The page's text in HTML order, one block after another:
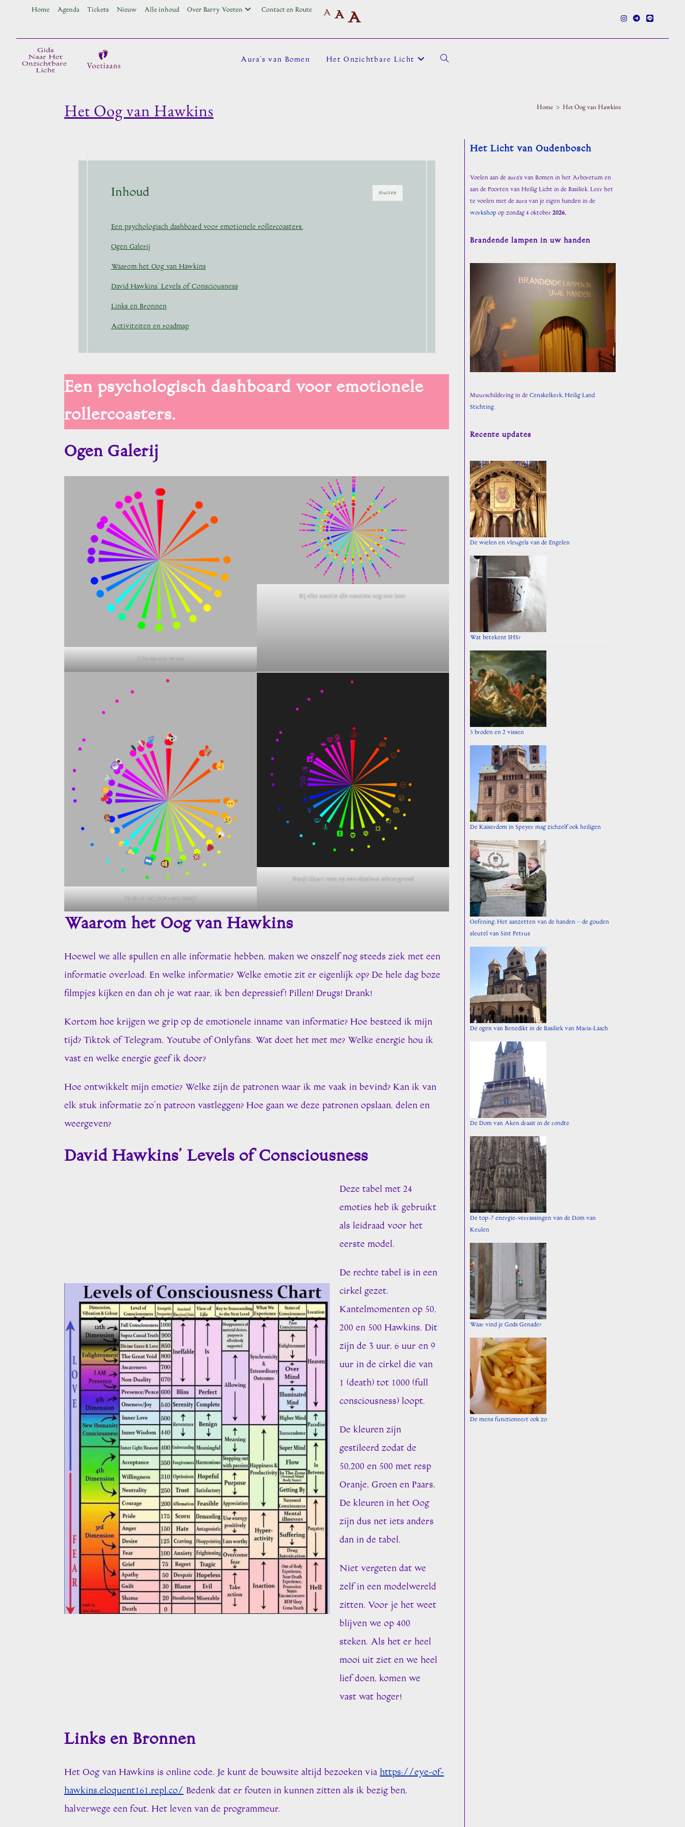
Home Agenda Tickets Nieuw Alle inhoud Over Barry Voeten Contact en Route A A A
Aura’s van Bomen Het Onzichtbare Licht Toggle
Het Oog van Hawkins Home > Het Oog van Hawkins
Sluiten
Inhoud
Een psychologisch dashboard voor emotionele rollercoasters.
Ogen Galerij
Waarom het Oog van Hawkins
David Hawkins’ Levels of Consciousness
Links en Bronnen
Activiteiten en roadmap
Een psychologisch dashboard voor emotionele
rollercoasters.
Ogen Galerij
Allereerste versie
Bij elke emotie alle emoties nog een keer
In de cirkel komt een emoji
Emoji kleurt mee op een donkere achtergrond
Waarom het Oog van Hawkins
Hoewel we alle spullen en alle informatie hebben, maken we onszelf nog steeds ziek met een
informatie overload. En welke informatie? Welke emotie zit er eigenlijk op? De hele dag boze
filmpjes kijken en dan oh je wat raar, ik ben depressief! Pillen! Drugs! Drank!
Kortom hoe krijgen we grip op de emotionele inname van informatie? Hoe besteed ik mijn
tijd? Tiktok of Telegram, Youtube of Onlyfans. Wat doet het met me? Welke energie hou ik
vast en welke energie geef ik door?
Hoe ontwikkelt mijn emotie? Welke zijn de patronen waar ik me vaak in bevind? Kan ik van
elk stuk informatie zo’n patroon vastleggen? Hoe gaan we deze patronen opslaan, delen en
weergeven?
David Hawkins’ Levels of Consciousness
Deze tabel met 24
emoties heb ik gebruikt
als leidraad voor het
eerste model.
De rechte tabel is in een
cirkel gezet.
Kantelmomenten op 50,
200 en 500 Hawkins. Dit
zijn de 3 uur, 6 uur en 9
uur in de cirkel die van
1 (death) tot 1000 (full
consciousness) loopt.
De kleuren zijn
gestileerd zodat de
50,200 en 500 met resp
Oranje, Groen en Paars.
De kleuren in het Oog
zijn dus net iets anders
dan in de tabel.
Niet vergeten dat we
zelf in een modelwereld
zitten. Voor je het weet
blijven we op 400
steken. Als het er heel
mooi uit ziet en we heel
lief doen, komen we
vast wat hoger!
Links en Bronnen
Het Oog van Hawkins is online code. Je kunt de bouwsite altijd bezoeken via https://eye-of-
hawkins.eloquent161.repl.co/ Bedenk dat er fouten in kunnen zitten als ik bezig ben,
halverwege een fout. Het leven van de programmeur.
Het Licht van Oudenbosch
Voelen aan de aura's van Bomen in het Arboretum en
aan de Poorten van Heilig Licht in de Basiliek. Leer het
te voelen met de aura van je eigen handen in de
workshop op zondag 4 oktober2026.
Brandende lampen in uw handen
Muurschildering in deCenakelkerk, Heilig Land
Stichting.
Recente updates
De wielen en vleugels van de Engelen
Wat betekent IHS?
5 broden en 2 vissen
De Kaiserdom in Speyer mag zichzelf ook heiligen
Oefening: Het aanzetten van de handen – de gouden
sleutel van Sint Petrus
De ogen van Benedikt in de Basiliek van Maria-Laach
De Dom van Aken draait in de rondte
De top-7 energie-verrassingen van de Dom van
Keulen
Waar vind je Gods Genade?
De mens functioneert ook zo